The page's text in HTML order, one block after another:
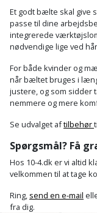
Et godt bælte skal give
passe til dine
integrerede
nødvendige lige ved
For både kvinder og
når bæltet bruges i
justere, og som sidder
nemmere og mere
Se udvalget aftilbehør
Spørgsmål? Få
Hos 10-4.dk er vi altid
velkommen til at tage
Ring, send en e-mail
fra dig.